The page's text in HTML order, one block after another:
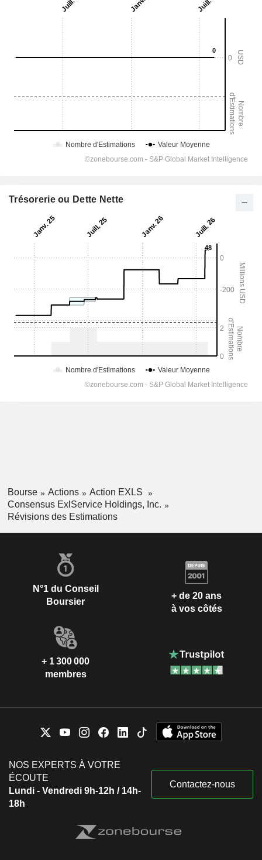
Trésorerie ou Dette Nette
Bourse Actions
Action EXLS
Consensus ExlService Holdings, Inc.
Révisions des Estimations
N°1 du Conseil
Boursier
+ de 20 ans
à vos côtés
+ 1 300 000
membres
NOS EXPERTS À VOTRE
ÉCOUTE
Lundi - Vendredi 9h-12h / 14h-
18h
Contactez-nous